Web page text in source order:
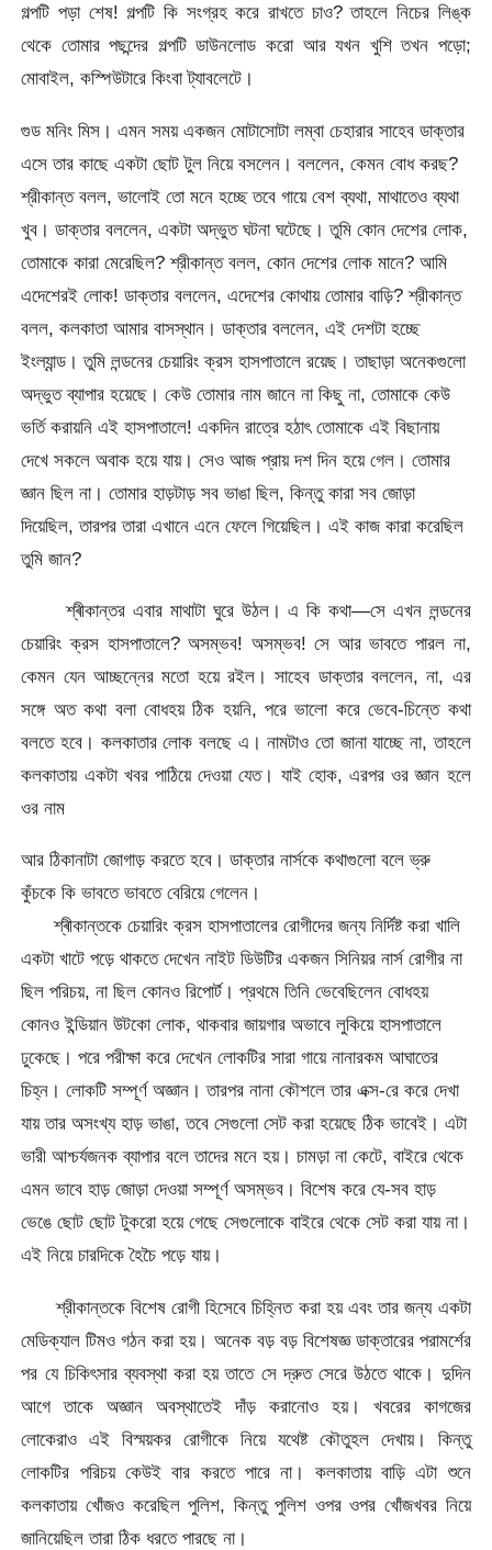
গল্পটি পড়া শেষ! গল্পটি কি সংগ্রহ করে রাখতে চাও? তাহলে নিচের লিঙ্ক
থেকে তোমার পছন্দের গল্পটি ডাউনলোড করো আর যখন খুশি তখন পড়ো;
মোবাইল, কস্পিউটারে কিংবা ট্যাবলেটে।
গুড মনিং মিস। এমন সময় একজন মোটাসোটা লম্বা চেহারার সাহেব ডাক্তার
এসে তার কাছে একটা ছোট টুল নিয়ে বসলেন। বললেন, কেমন বোধ করছ?
শ্রীকান্ত বলল, ভালোই তো মনে হচ্ছে তবে গায়ে বেশ ব্যথা, মাথাতেও ব্যথা
খুব। ডাক্তার বললেন, একটা অদ্ভুত ঘটনা ঘটেছে। তুমি কোন দেশের লোক,
তোমাকে কারা মেরেছিল? শ্রীকান্ত বলল, কোন দেশের লোক মানে? আমি
এদেশেরই লোক! ডাক্তার বললেন, এদেশের কোথায় তোমার বাড়ি? শ্রীকান্ত
বলল, কলকাতা আমার বাসস্থান। ডাক্তার বললেন, এই দেশটা হচ্ছে
ইংল্যান্ড। তুমি লন্ডনের চেয়ারিং ক্রস হাসপাতালে রয়েছ। তাছাড়া অনেকগুলো
অদ্ভুত ব্যাপার হয়েছে। কেউ তোমার নাম জানে না কিছু না, তোমাকে কেউ
ভর্তি করায়নি এই হাসপাতালে! একদিন রাত্রে হঠাৎ তোমাকে এই বিছানায়
দেখে সকলে অবাক হয়ে যায়। সেও আজ প্রায় দশ দিন হয়ে গেল। তোমার
জ্ঞান ছিল না। তোমার হাড়টাড় সব ভাঙা ছিল, কিন্তু কারা সব জোড়া
দিয়েছিল, তারপর তারা এখানে এনে ফেলে গিয়েছিল। এই কাজ কারা করেছিল
তুমি জান?
শ্ৰীকান্তর এবার মাথাটা ঘুরে উঠল। এ কি কথা—সে এখন লন্ডনের
চেয়ারিং ক্রস হাসপাতালে? অসম্ভব! অসম্ভব! সে আর ভাবতে পারল না,
কেমন যেন আচ্ছন্নের মতো হয়ে রইল। সাহেব ডাক্তার বললেন, না, এর
সঙ্গে অত কথা বলা বোধহয় ঠিক হয়নি, পরে ভালো করে ভেবে-চিন্তে কথা
বলতে হবে। কলকাতার লোক বলছে এ। নামটাও তো জানা যাচ্ছে না, তাহলে
কলকাতায় একটা খবর পাঠিয়ে দেওয়া যেত। যাই হোক, এরপর ওর জ্ঞান হলে
ওর নাম
আর ঠিকানাটা জোগাড় করতে হবে। ডাক্তার নার্সকে কথাগুলো বলে ভ্রু
কুঁচকে কি ভাবতে ভাবতে বেরিয়ে গেলেন।
শ্ৰীকান্তকে চেয়ারিং ক্রস হাসপাতালের রোগীদের জন্য নির্দিষ্ট করা খালি
একটা খাটে পড়ে থাকতে দেখেন নাইট ডিউটির একজন সিনিয়র নার্স রোগীর না
ছিল পরিচয়, না ছিল কোনও রিপোর্ট। প্রথমে তিনি ভেবেছিলেন বোধহয়
কোনও ইন্ডিয়ান উটকো লোক, থাকবার জায়গার অভাবে লুকিয়ে হাসপাতালে
ঢুকেছে। পরে পরীক্ষা করে দেখেন লোকটির সারা গায়ে নানারকম আঘাতের
চিহ্ন। লোকটি সম্পূর্ণ অজ্ঞান। তারপর নানা কৌশলে তার এক্স-রে করে দেখা
যায় তার অসংখ্য হাড় ভাঙা, তবে সেগুলো সেট করা হয়েছে ঠিক ভাবেই। এটা
ভারী আশ্চর্যজনক ব্যাপার বলে তাদের মনে হয়। চামড়া না কেটে, বাইরে থেকে
এমন ভাবে হাড় জোড়া দেওয়া সম্পূর্ণ অসম্ভব। বিশেষ করে যে-সব হাড়
ভেঙে ছোট ছোট টুকরো হয়ে গেছে সেগুলোকে বাইরে থেকে সেট করা যায় না।
এই নিয়ে চারদিকে হৈচৈ পড়ে যায়।
শ্রীকান্তকে বিশেষ রোগী হিসেবে চিহ্নিত করা হয় এবং তার জন্য একটা
মেডিক্যাল টিমও গঠন করা হয়। অনেক বড় বড় বিশেষজ্ঞ ডাক্তারের পরামর্শের
পর যে চিকিৎসার ব্যবস্থা করা হয় তাতে সে দ্রুত সেরে উঠতে থাকে। দুদিন
আগে তাকে অজ্ঞান অবস্থাতেই দাঁড় করানোও হয়। খবরের কাগজের
লোকেরাও এই বিস্ময়কর রোগীকে নিয়ে যথেষ্ট কৌতুহল দেখায়। কিন্তু
লোকটির পরিচয় কেউই বার করতে পারে না। কলকাতায় বাড়ি এটা শুনে
কলকাতায় খোঁজও করেছিল পুলিশ, কিন্তু পুলিশ ওপর ওপর খোঁজখবর নিয়ে
জানিয়েছিল তারা ঠিক ধরতে পারছে না।